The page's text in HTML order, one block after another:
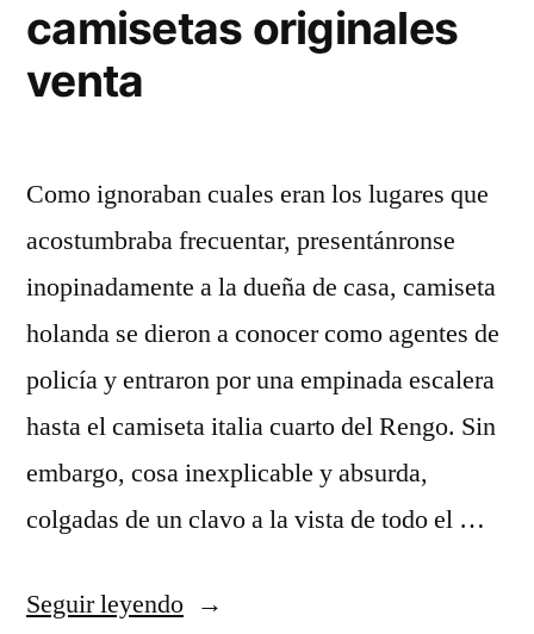
camisetas originales
venta
Como ignoraban cuales eran los lugares que
acostumbraba frecuentar, presentánronse
inopinadamente a la dueña de casa, camiseta
holanda se dieron a conocer como agentes de
policía y entraron por una empinada escalera
hasta el camiseta italia cuarto del Rengo. Sin
embargo, cosa inexplicable y absurda,
colgadas de un clavo a la vista de todo el …
Seguir leyendo«camisetas